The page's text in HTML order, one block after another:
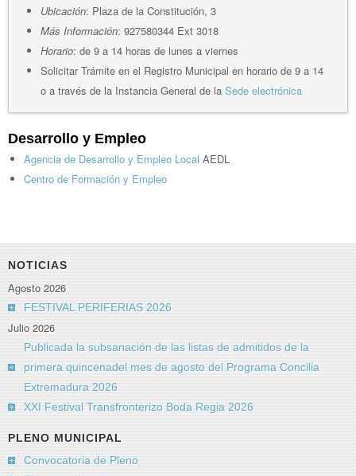
Ubicación: Plaza de la Constitución, 3
Más Información: 927580344 Ext 3018
Horario: de 9 a 14 horas de lunes a viernes
Solicitar Trámite en el Registro Municipal en horario de 9 a 14
o a través de la Instancia General de la Sede electrónica
Desarrollo y Empleo
Agencia de Desarrollo y Empleo Local AEDL
Centro de Formación y Empleo
NOTICIAS
Agosto 2026
FESTIVAL PERIFERIAS 2026
Julio 2026
Publicada la subsanación de las listas de admitidos de la
primera quincenadel mes de agosto del Programa Concilia
Extremadura 2026
XXI Festival Transfronterizo Boda Regia 2026
PLENO MUNICIPAL
Convocatoria de Pleno